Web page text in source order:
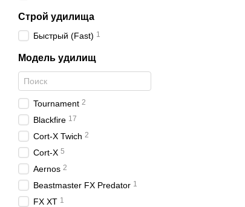
Строй удилища
Быстрый (Fast) 1
Модель удилищ
Tournament 2
Blackfire 17
Cort-X Twich 2
Cort-X 5
Aernos 2
Beastmaster FX Predator 1
FX XT 1